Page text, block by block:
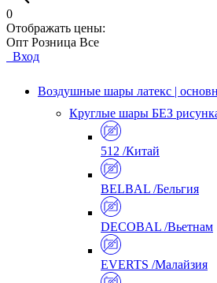
0
Отображать цены:
Опт Розница Все
Вход
Воздушные шары латекс |
Круглые шары БЕЗ
512 /Китай
BELBAL /Бельгия
DECOBAL /Вьетнам
EVERTS /Малайзия